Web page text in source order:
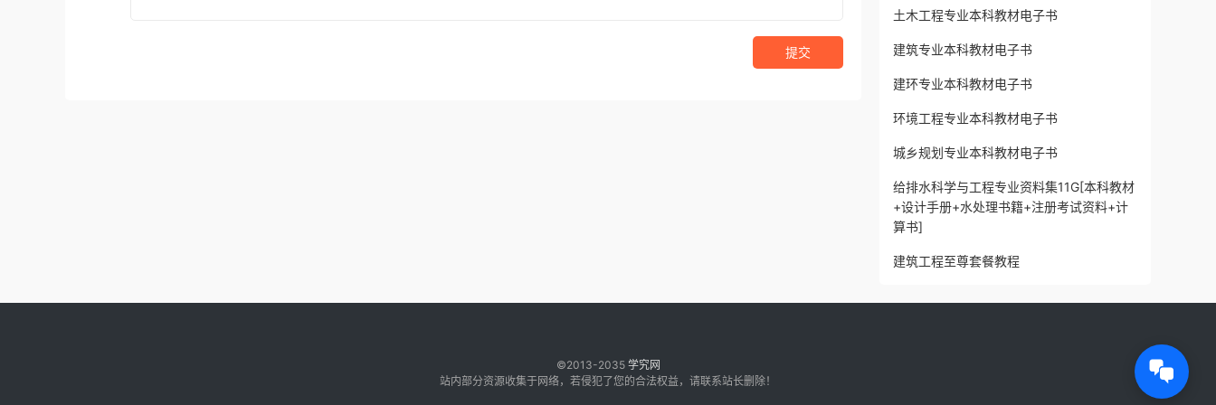
提交
土木工程专业本科教材电子书
建筑专业本科教材电子书
建环专业本科教材电子书
环境工程专业本科教材电子书
城乡规划专业本科教材电子书
给排水科学与工程专业资料集11G[本科教材
+设计手册+水处理书籍+注册考试资料+计
算书]
建筑工程至尊套餐教程
©2013-2035 学究网
站内部分资源收集于网络，若侵犯了您的合法权益，请联系站长删除！